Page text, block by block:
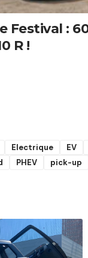
Festival :
R !
Electrique EV
PHEV pick-up